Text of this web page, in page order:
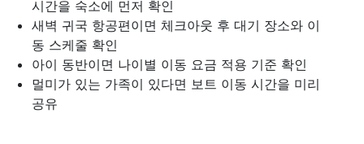
시간을 숙소에 먼저 확인
새벽 귀국 항공편이면 체크아웃 후 대기 장소와 이
동 스케줄 확인
아이 동반이면 나이별 이동 요금 적용 기준 확인
멀미가 있는 가족이 있다면 보트 이동 시간을 미리
공유